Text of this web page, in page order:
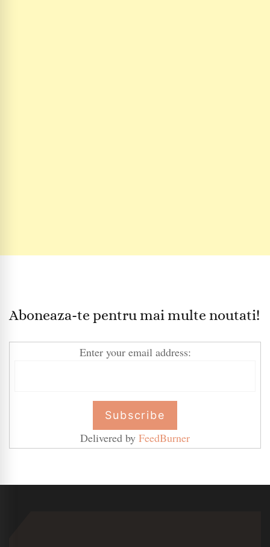
Aboneaza-te pentru mai multe noutati!
Enter your email address:
Delivered by FeedBurner